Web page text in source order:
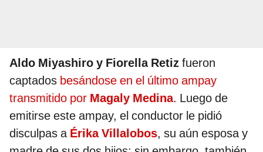
Aldo Miyashiro y Fiorella Retiz fueron
captados besándose en el último ampay
transmitido por Magaly Medina. Luego de
emitirse este ampay, el conductor le pidió
disculpas a Érika Villalobos, su aún esposa y